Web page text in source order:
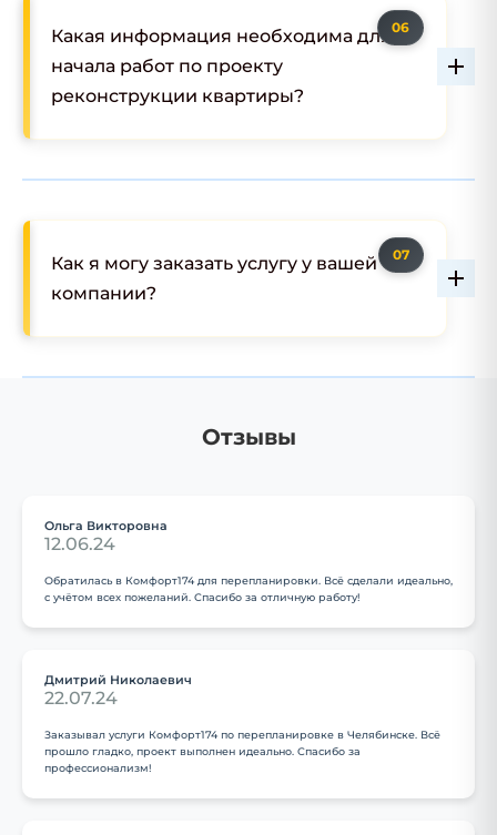
Какая информация необходима для
начала работ по проекту
реконструкции квартиры?
Как я могу заказать услугу у вашей
компании?
Отзывы
Ольга Викторовна
12.06.24
Обратилась в Комфорт174 для перепланировки. Всё сделали идеально,
с учётом всех пожеланий. Спасибо за отличную работу!
Дмитрий Николаевич
22.07.24
Заказывал услуги Комфорт174 по перепланировке в Челябинске. Всё
прошло гладко, проект выполнен идеально. Спасибо за
профессионализм!